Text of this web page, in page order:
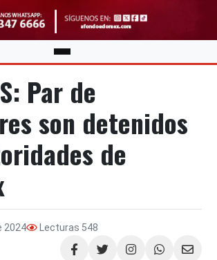
Par de
son detenidos
de
2024 Lecturas 548
Compartir